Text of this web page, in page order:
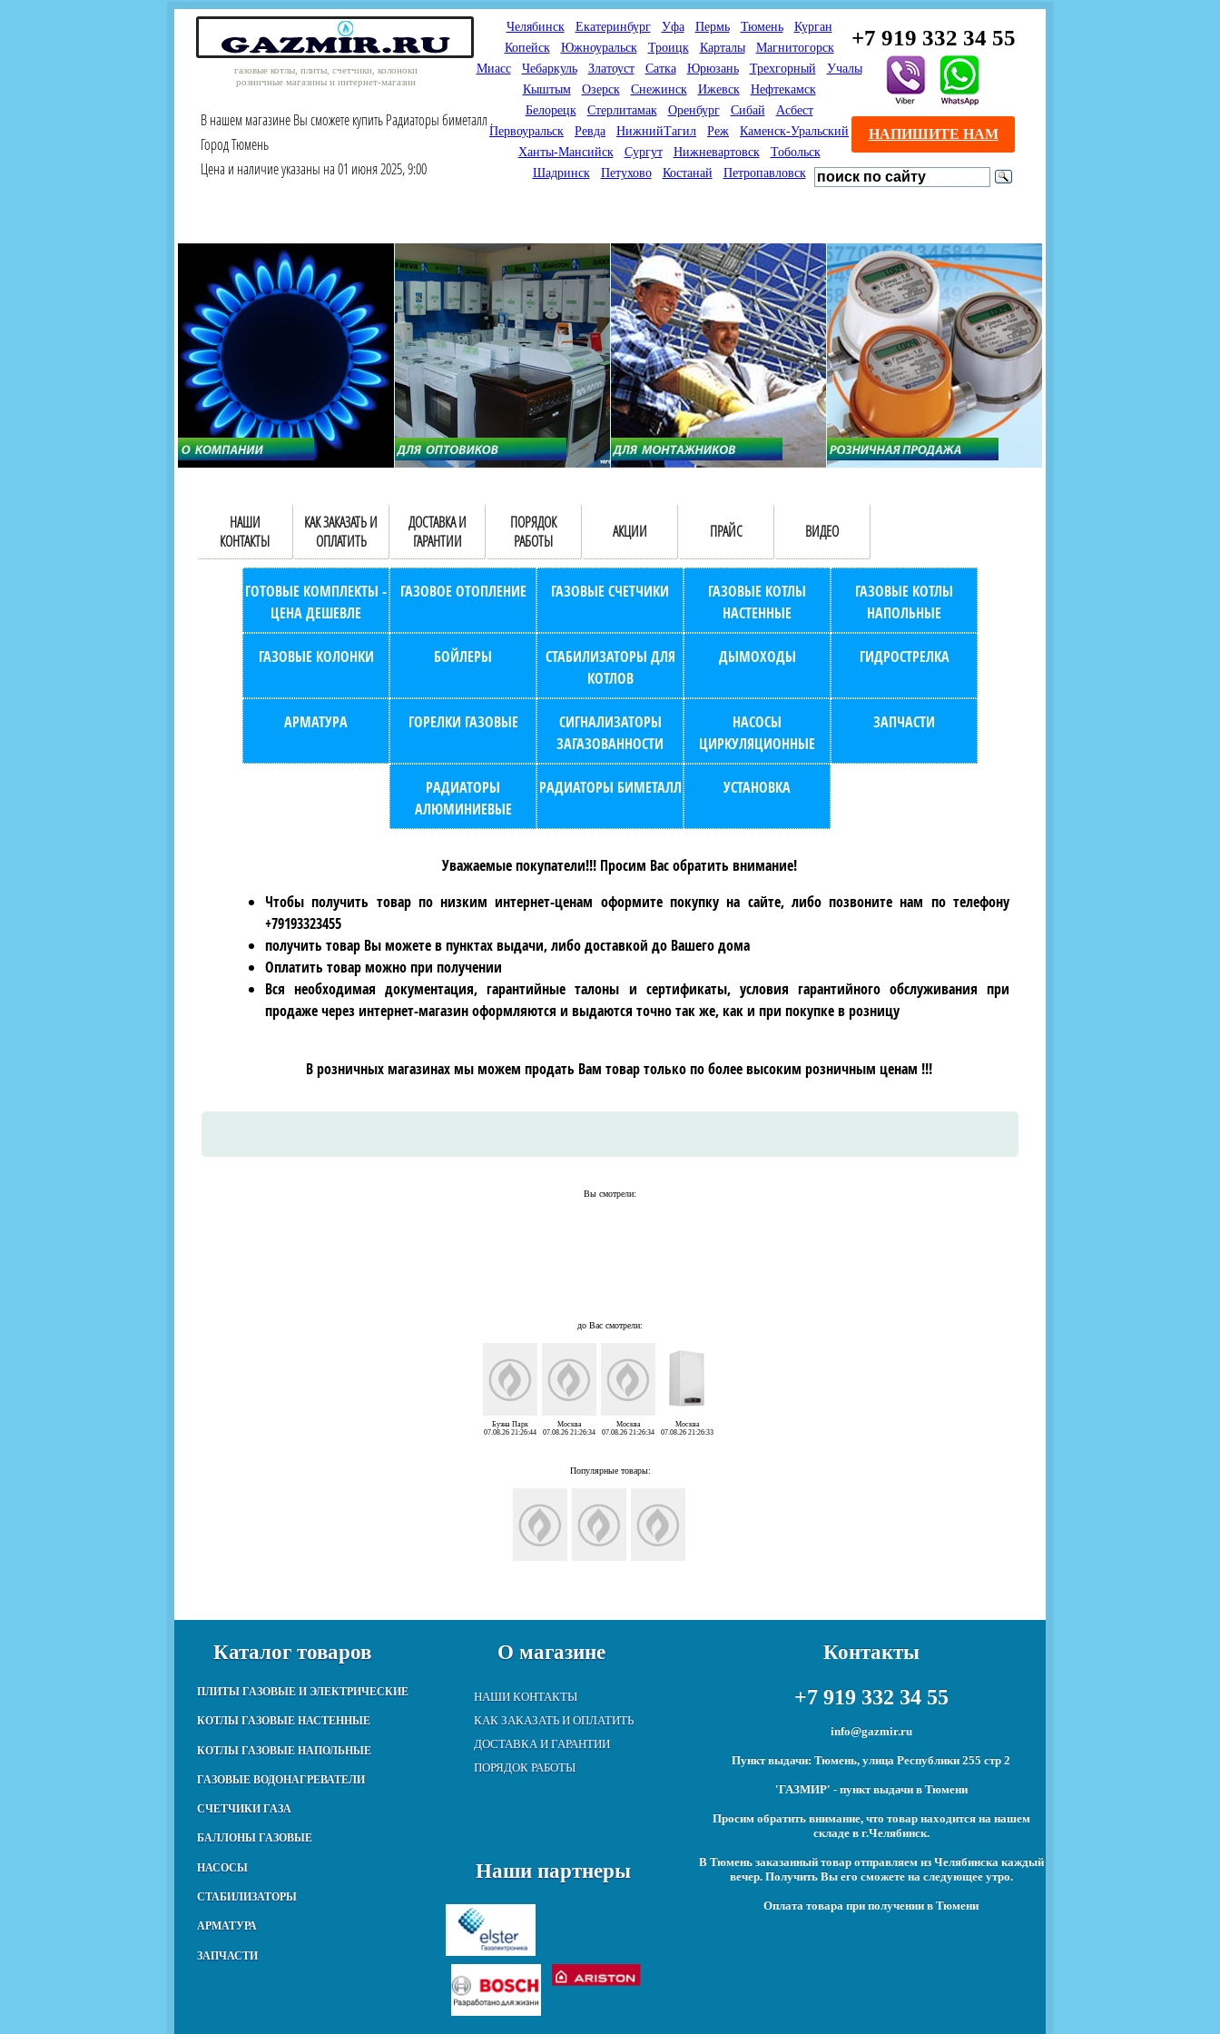
газовые котлы, плиты, счетчики, колоноки
розничные магазины и интернет-магазин
+7 919 332 34 55
Челябинск Екатеринбург Уфа Пермь Тюмень
Курган
Копейск
Южноуральск Троицк Карталы
Магнитогорск
Миасс
Чебаркуль Златоуст Сатка Юрюзань Трехгорный
Учалы
Кыштым
Озерск Снежинск Ижевск
Нефтекамск
Белорецк
Стерлитамак Оренбург Сибай
Асбест
Первоуральск
Ревда НижнийТагил Реж
Каменск-Уральский
Ханты-Мансийск
Сургут Нижневартовск
Тобольск
Шадринск
Петухово Костанай Петропавловск
В нашем магазине Вы сможете купить Радиаторы биметалл .
Город Тюмень
Цена и наличие указаны на 01 июня 2025, 9:00
НАПИШИТЕ НАМ
Мы продаем газовые котлы
для отопления,
водонагреватели, счетчики
газа с доставкой по городам
России и Казахстана
Мы специализируемся на
снабжении магазинов
газового оборудования.
Предлагаем полный
ассортимент товара для
открытия магазина газового
оборудования в Вашем
городе. Мы знаем что будет
продаваться.
Предлагаем взаимовыгодное
сотрудничество
монтажникам газового
оборудования. Если Вы
занимаетесь установкой
газового оборудования, мы
предлагаем Вам оптовые
цены и документарное
сопровождение Ваших
продаж (берем всю
бухгалтерию "на себя")
НАШИ
КОНТАКТЫ
КАК ЗАКАЗАТЬ И
ОПЛАТИТЬ
ДОСТАВКА И
ГАРАНТИИ
ПОРЯДОК
РАБОТЫ
АКЦИИ ПРАЙС ВИДЕО
ГОТОВЫЕ КОМПЛЕКТЫ -
ЦЕНА ДЕШЕВЛЕ
ГАЗОВОЕ ОТОПЛЕНИЕ ГАЗОВЫЕ СЧЕТЧИКИ
ГАЗОВЫЕ КОТЛЫ
НАСТЕННЫЕ
ГАЗОВЫЕ КОТЛЫ
НАПОЛЬНЫЕ
ГАЗОВЫЕ КОЛОНКИ БОЙЛЕРЫ
СТАБИЛИЗАТОРЫ ДЛЯ
КОТЛОВ
ДЫМОХОДЫ ГИДРОСТРЕЛКА
АРМАТУРА ГОРЕЛКИ ГАЗОВЫЕ
СИГНАЛИЗАТОРЫ
ЗАГАЗОВАННОСТИ
НАСОСЫ
ЦИРКУЛЯЦИОННЫЕ
ЗАПЧАСТИ
РАДИАТОРЫ
АЛЮМИНИЕВЫЕ
РАДИАТОРЫ БИМЕТАЛЛ УСТАНОВКА
Уважаемые покупатели!!! Просим Вас обратить внимание!
Чтобы получить товар по низким интернет-ценам оформите покупку на сайте, либо позвоните нам по телефону
+79193323455
получить товар Вы можете в пунктах выдачи, либо доставкой до Вашего дома
Оплатить товар можно при получении
Вся необходимая документация, гарантийные талоны и сертификаты, условия гарантийного обслуживания при
продаже через интернет-магазин оформляются и выдаются точно так же, как и при покупке в розницу
В розничных магазинах мы можем продать Вам товар только по более высоким розничным ценам !!!
Вы смотрели:
до Вас смотрели:
Буэна Парк
07.08.26 21:26:44
Москва
07.08.26 21:26:34
Москва
07.08.26 21:26:34
Москва
07.08.26 21:26:33
Популярные товары:
Каталог товаров
ПЛИТЫ ГАЗОВЫЕ И ЭЛЕКТРИЧЕСКИЕ
КОТЛЫ ГАЗОВЫЕ НАСТЕННЫЕ
КОТЛЫ ГАЗОВЫЕ НАПОЛЬНЫЕ
ГАЗОВЫЕ ВОДОНАГРЕВАТЕЛИ
СЧЕТЧИКИ ГАЗА
БАЛЛОНЫ ГАЗОВЫЕ
НАСОСЫ
СТАБИЛИЗАТОРЫ
АРМАТУРА
ЗАПЧАСТИ
О магазине
НАШИ КОНТАКТЫ
КАК ЗАКАЗАТЬ И ОПЛАТИТЬ
ДОСТАВКА И ГАРАНТИИ
ПОРЯДОК РАБОТЫ
Наши партнеры
Контакты
+7 919 332 34 55
info@gazmir.ru
Пункт выдачи: Тюмень, улица Республики 255 стр 2
'ГАЗМИР' - пункт выдачи в Тюмени
Просим обратить внимание, что товар находится на нашем
складе в г.Челябинск.
В Тюмень заказанный товар отправляем из Челябинска каждый
вечер. Получить Вы его сможете на следующее утро.
Оплата товара при получении в Тюмени